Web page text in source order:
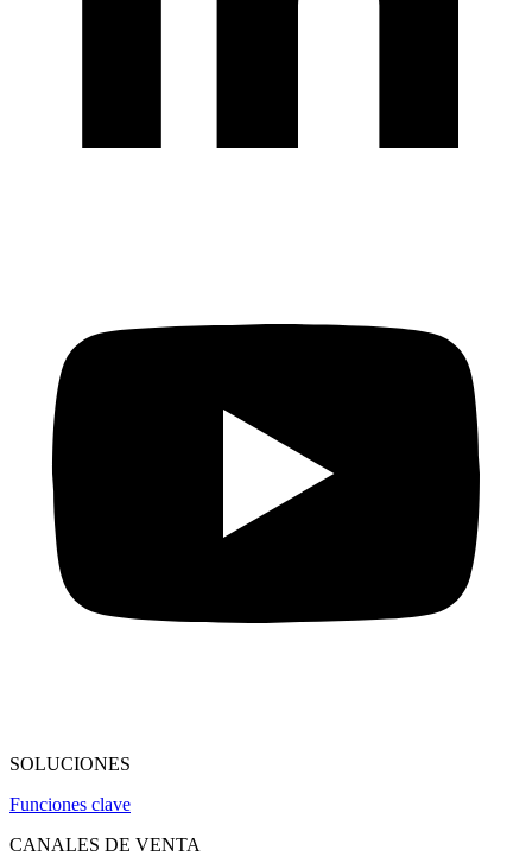
SOLUCIONES
Funciones clave
CANALES DE VENTA